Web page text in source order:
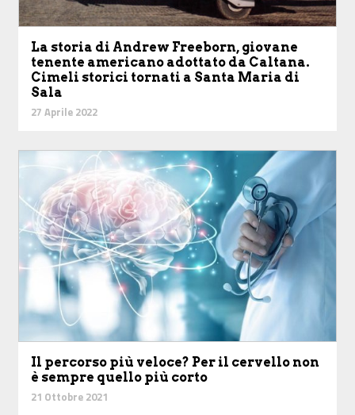
La storia di Andrew Freeborn, giovane
tenente americano adottato da Caltana.
Cimeli storici tornati a Santa Maria di
Sala
27 Aprile 2022
Il percorso più veloce? Per il cervello non
è sempre quello più corto
21 Ottobre 2021